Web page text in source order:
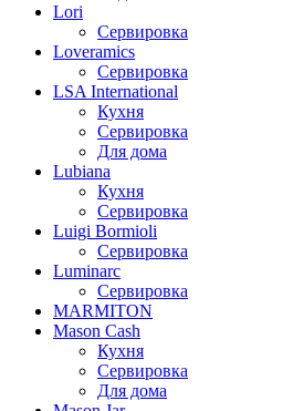
Lori
Сервировка
Loveramics
Сервировка
LSA International
Кухня
Сервировка
Для дома
Lubiana
Кухня
Сервировка
Luigi Bormioli
Сервировка
Luminarc
Сервировка
MARMITON
Mason Cash
Кухня
Сервировка
Для дома